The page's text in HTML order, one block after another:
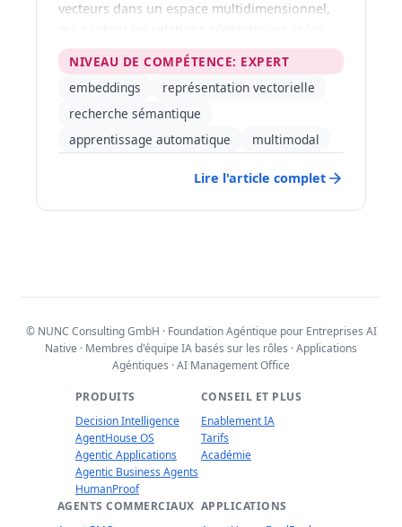
vecteurs dans un espace multidimensionnel,
similarités. Ils permettent aux systèmes d'IA
de comprendre le sens et le contexte des
données et constituent la base des
applications d'IA modernes telles que la
recherche sémantique, les systèmes de
recommandation, les chatbots et les solutions
d'IA multimodale. Grâce à une vectorisation
des systèmes d'IA évolutifs et sensibles au
NIVEAU DE COMPÉTENCE: EXPERT
embeddings
représentation vectorielle
recherche sémantique
apprentissage automatique
multimodal
Lire l'article complet
© NUNC Consulting GmbH · Foundation Agéntique pour Entreprises AI
Native · Membres d'équipe IA basés sur les rôles · Applications
Agéntiques · AI Management Office
PRODUITS
Decision Intelligence
AgentHouse OS
Agentic Applications
Agentic Business Agents
HumanProof
CONSEIL ET PLUS
Enablement IA
Tarifs
Académie
AGENTS COMMERCIAUX APPLICATIONS